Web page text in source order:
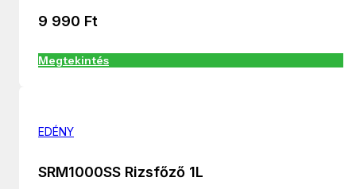
9 990 Ft
Megtekintés
EDÉNY
SRM1000SS Rizsfőző 1L